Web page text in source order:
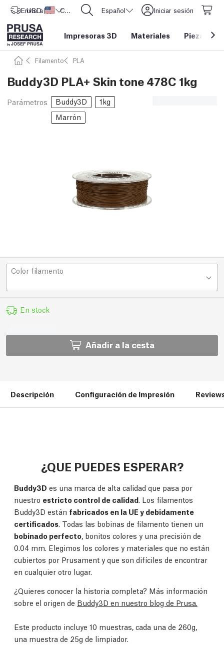
Envío a Estados Unidos
USD ($) CORE One L: ¡Ya disponible! Español Iniciar sesión
Impresoras 3D Materiales Piezas y
Filamento PLA
Buddy3D PLA+ Skin tone 478C 1kg
Parámetros Buddy3D
1kg
Marrón
Color filamento
En stock
Añadir a la cesta
Descripción Configuración de Impresión
¿QUE PUEDES ESPERAR?
Buddy3D es una marca de alta calidad que pasa por
nuestro estricto control de calidad. Los filamentos
Buddy3D están fabricados en la UE y debidamente
certificados. Todas las bobinas de filamento tienen un
bobinado perfecto, bonitos colores y una precisión de
0.04 mm. Elegimos los colores y materiales que no están
cubiertos por Prusament y que son difíciles de encontrar
en cualquier otro lugar.
¿Quieres conocer la historia completa? Más información
sobre el origen de Buddy3D en nuestro blog de Prusa.
Este producto incluye 10 muestras, cada una de 260g,
una muestra de 25g de limpiador.